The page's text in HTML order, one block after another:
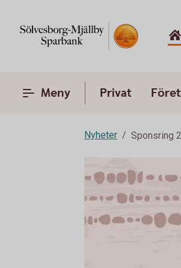
Meny Privat
Nyheter Sponsring